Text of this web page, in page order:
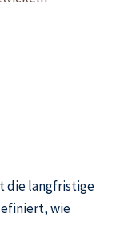
die langfristige
wie